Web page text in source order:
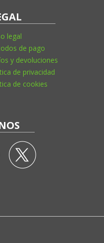
legal
de pago
y devoluciones
de privacidad
de cookies